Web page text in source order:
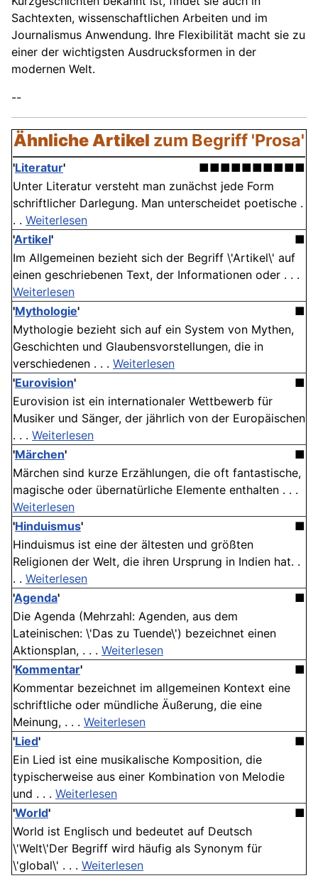
Sachtexten, wissenschaftlichen Arbeiten und im
Journalismus Anwendung. Ihre Flexibilität macht sie zu
einer der wichtigsten Ausdrucksformen in der
modernen Welt.
--
Ähnliche Artikel zum Begriff 'Prosa'
'Literatur'
■■■■■■■■■■
Unter Literatur versteht man zunächst jede Form
schriftlicher Darlegung. Man unterscheidet poetische .
. . Weiterlesen
'Artikel'
■
Im Allgemeinen bezieht sich der Begriff \'Artikel\' auf
einen geschriebenen Text, der Informationen oder . . .
Weiterlesen
'Mythologie'
■
Mythologie bezieht sich auf ein System von Mythen,
Geschichten und Glaubensvorstellungen, die in
verschiedenen . . . Weiterlesen
'Eurovision'
■
Eurovision ist ein internationaler Wettbewerb für
Musiker und Sänger, der jährlich von der Europäischen
. . . Weiterlesen
'Märchen'
■
Märchen sind kurze Erzählungen, die oft fantastische,
magische oder übernatürliche Elemente enthalten . . .
Weiterlesen
'Hinduismus'
■
Hinduismus ist eine der ältesten und größten
Religionen der Welt, die ihren Ursprung in Indien hat. .
. . Weiterlesen
'Agenda'
■
Die Agenda (Mehrzahl: Agenden, aus dem
Lateinischen: \'Das zu Tuende\') bezeichnet einen
Aktionsplan, . . . Weiterlesen
'Kommentar'
■
Kommentar bezeichnet im allgemeinen Kontext eine
schriftliche oder mündliche Äußerung, die eine
Meinung, . . . Weiterlesen
'Lied'
■
Ein Lied ist eine musikalische Komposition, die
typischerweise aus einer Kombination von Melodie
und . . . Weiterlesen
'World'
■
World ist Englisch und bedeutet auf Deutsch
\'Welt\'Der Begriff wird häufig als Synonym für
\'global\' . . . Weiterlesen